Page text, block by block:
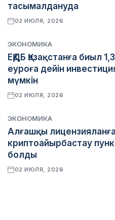
тасымалдануда
02 ИЮЛЯ, 2026
ЭКОНОМИКА
ЕҚДБ Қазақстанға биыл
еуроға дейін
мүмкін
02 ИЮЛЯ, 2026
ЭКОНОМИКА
Алғашқы
криптоайырбастау
болды
02 ИЮЛЯ, 2026